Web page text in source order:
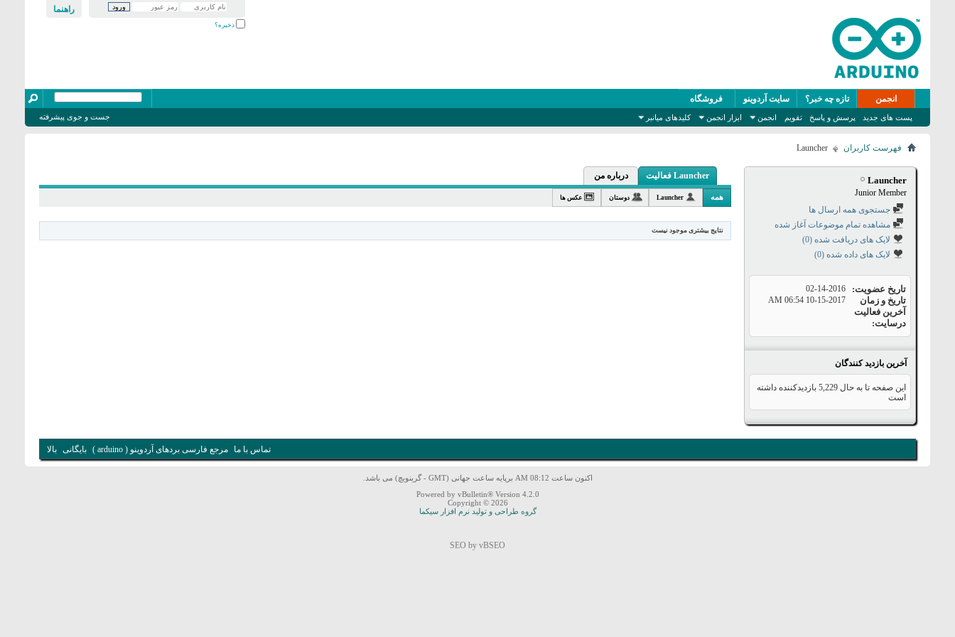
راهنما
ذخیره؟
انجمن
پست های جدید پرسش و پاسخ تقویم انجمن ابزار انجمن کلیدهای میانبر
تازه چه خبر؟ سایت آردوینو فروشگاه
جست و جوی پیشرفته
فهرست کاربران Launcher
Launcher
Junior Member
جستجوی همه ارسال ها
مشاهده تمام موضوعات آغاز شده
لایک های دریافت شده (0)
لایک های داده شده (0)
تاریخ عضویت 02-14-2016
تاریخ و زمان
آخرین فعالیت
درسایت
10-15-2017
06:54 AM
آخرین بازدید کنندگان
این صفحه تا به حال 5,229 بازدیدکننده داشته
است
Launcher فعالیت درباره من
همه Launcher دوستان عکس ها
نتایج بیشتری موجود نیست
تماس با ما مرجع فارسی بردهای آردوینو ( arduino ) بایگانی بالا
اکنون ساعت 08:12 AM برپایه ساعت جهانی (GMT - گرینویچ) می باشد.
Powered by vBulletin® Version 4.2.0
Copyright © 2026
گروه طراحی و تولید نرم افزار سیکما
SEO by vBSEO